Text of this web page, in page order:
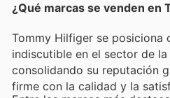
¿Qué marcas se venden en
Tommy Hilfiger se posiciona
indiscutible en el sector de la
consolidando su reputación
firme con la calidad y la